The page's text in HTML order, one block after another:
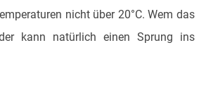
nicht über 20°C. Wem das
kann natürlich einen Sprung ins